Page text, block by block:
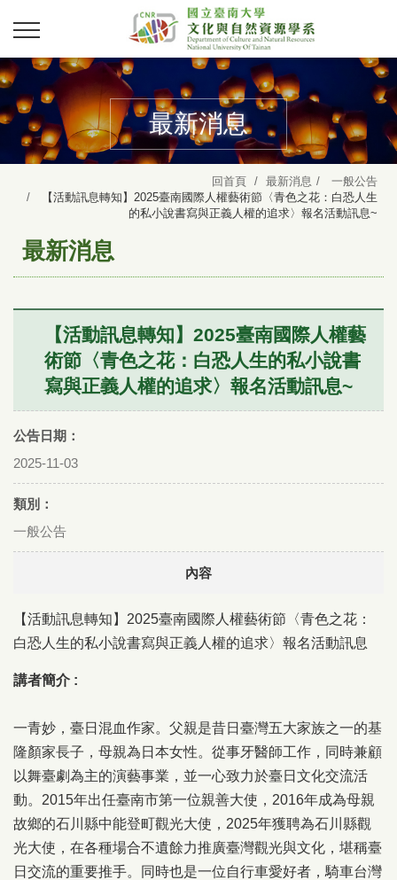
最新消息
回首頁 最新消息
一般公告
【活動訊息轉知】2025臺南國際人權藝術節〈青色之花：白恐人生
的私小說書寫與正義人權的追求〉報名活動訊息~
最新消息
【活動訊息轉知】2025臺南國際人權藝
術節〈青色之花：白恐人生的私小說書
寫與正義人權的追求〉報名活動訊息~
公告日期：
2025-11-03
類別：
一般公告
內容
【活動訊息轉知】2025臺南國際人權藝術節〈青色之花：
白恐人生的私小說書寫與正義人權的追求〉報名活動訊息
講者簡介 :
一青妙，臺日混血作家。父親是昔日臺灣五大家族之一的基
隆顏家長子，母親為日本女性。從事牙醫師工作，同時兼顧
以舞臺劇為主的演藝事業，並一心致力於臺日文化交流活
動。2015年出任臺南市第一位親善大使，2016年成為母親
故鄉的石川縣中能登町觀光大使，2025年獲聘為石川縣觀
光大使，在各種場合不遺餘力推廣臺灣觀光與文化，堪稱臺
日交流的重要推手。同時也是一位自行車愛好者，騎車台灣